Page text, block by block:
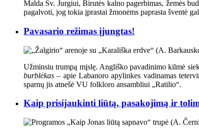
Malda Šv. Jurgiui, Birutės kalno pagerbimas, žemės
pagalvoti, jog tokia įprastai žmonėms paprasta šventė
Pavasario režimas įjungtas!
Užminsiu trumpą mįslę. Angliško pavadinimo kilmė
burblėkas– apie Labanoro apylinkes vadinamas
sparnų jis atnešė VU folkloro ansambliui „Ratilio“.
Kaip prisijaukinti liūtą, pasakojimą ir